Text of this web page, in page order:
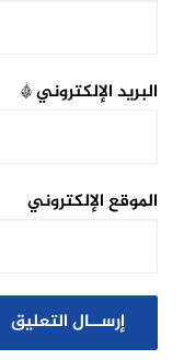
البريد الإلكتروني*
الموقع الإلكتروني